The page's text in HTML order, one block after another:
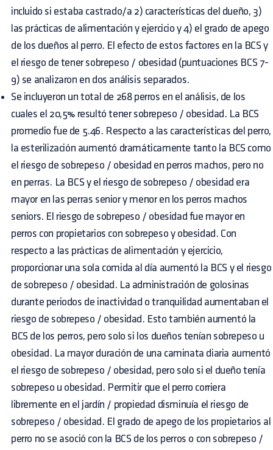
incluido si estaba castrado/a 2) características del dueño, 3)
las prácticas de alimentación y ejercicio y 4) el grado de apego
de los dueños al perro. El efecto de estos factores en la BCS y
el riesgo de tener sobrepeso / obesidad (puntuaciones BCS 7-
9) se analizaron en dos análisis separados.
Se incluyeron un total de 268 perros en el análisis, de los
cuales el 20,5% resultó tener sobrepeso / obesidad. La BCS
promedio fue de 5.46. Respecto a las características del perro,
la esterilización aumentó dramáticamente tanto la BCS como
el riesgo de sobrepeso / obesidad en perros machos, pero no
en perras. La BCS y el riesgo de sobrepeso / obesidad era
mayor en las perras senior y menor en los perros machos
seniors. El riesgo de sobrepeso / obesidad fue mayor en
perros con propietarios con sobrepeso y obesidad. Con
respecto a las prácticas de alimentación y ejercicio,
proporcionar una sola comida al día aumentó la BCS y el riesgo
de sobrepeso / obesidad. La administración de golosinas
durante periodos de inactividad o tranquilidad aumentaban el
riesgo de sobrepeso / obesidad. Esto también aumentó la
BCS de los perros, pero solo si los dueños tenían sobrepeso u
obesidad. La mayor duración de una caminata diaria aumentó
el riesgo de sobrepeso / obesidad, pero solo si el dueño tenía
sobrepeso u obesidad. Permitir que el perro corriera
libremente en el jardín / propiedad disminuía el riesgo de
sobrepeso / obesidad. El grado de apego de los propietarios al
perro no se asoció con la BCS de los perros o con sobrepeso /